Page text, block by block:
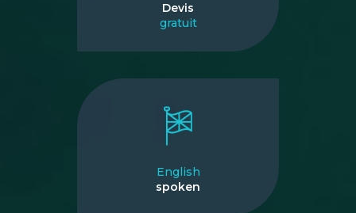
Devis
gratuit
English
spoken